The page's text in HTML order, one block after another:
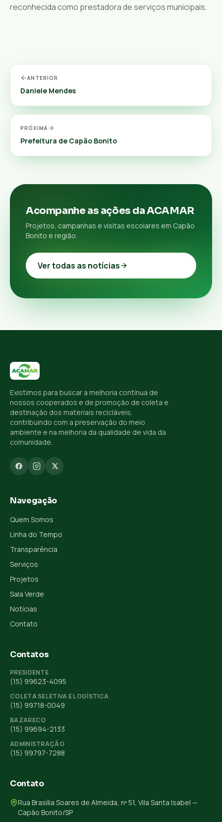
reconhecida como prestadora de serviços municipais.
ANTERIOR
Daniele Mendes
PRÓXIMA
Prefeitura de Capão Bonito
Acompanhe as ações da ACAMAR
Projetos, campanhas e visitas escolares em Capão
Bonito e região.
Ver todas as notícias
Existimos para buscar a melhoria contínua de
nossos cooperados e de promoção de coleta e
destinação dos materiais recicláveis,
contribuindo com a preservação do meio
ambiente e na melhoria da qualidade de vida da
comunidade.
Navegação
Quem Somos
Linha do Tempo
Transparência
Serviços
Projetos
Sala Verde
Notícias
Contato
Contatos
PRESIDENTE
(15) 99623-4095
COLETA SELETIVA E LOGÍSTICA
(15) 99718-0049
BAZARECO
(15) 99694-2133
ADMINISTRAÇÃO
(15) 99797-7288
Contato
Rua Brasília Soares de Almeida, nº 51, Vila Santa Isabel —
Capão Bonito/SP